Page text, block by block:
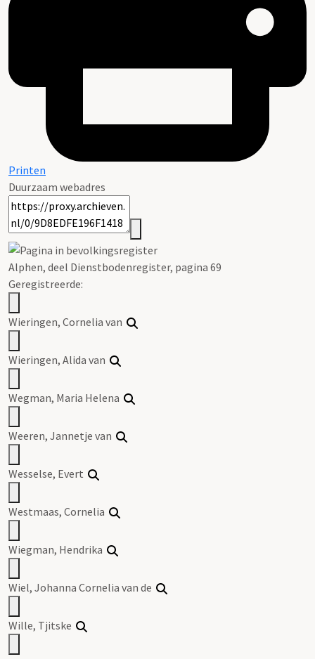
Printen
Duurzaam webadres
Alphen, deel Dienstbodenregister, pagina 69
Geregistreerde:
Wieringen, Cornelia van
Wieringen, Alida van
Wegman, Maria Helena
Weeren, Jannetje van
Wesselse, Evert
Westmaas, Cornelia
Wiegman, Hendrika
Wiel, Johanna Cornelia van de
Wille, Tjitske